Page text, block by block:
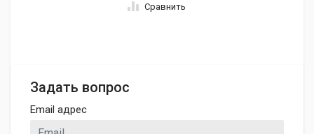
Сравнить
Задать вопрос
Email адрес